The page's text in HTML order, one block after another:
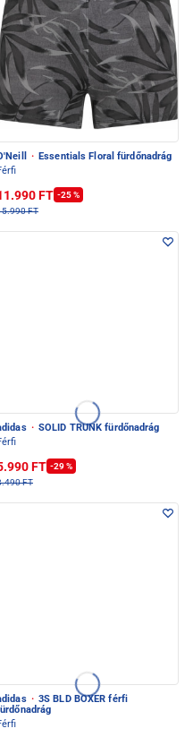
· Essentials Floral fürdőnadrág
FT -25 %
FT
· SOLID TRUNK fürdőnadrág
FT -29 %
FT
· 3S BLD BOXER férfi